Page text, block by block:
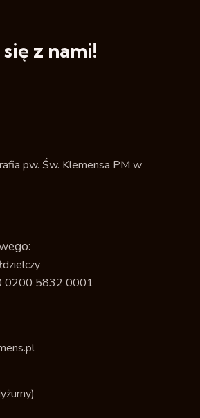
z nami!
pw. Św. Klemensa PM w
0200 5832 0001